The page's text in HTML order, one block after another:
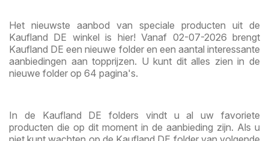
Het nieuwste aanbod van speciale producten uit de
Kaufland DE winkel is hier! Vanaf 02-07-2026 brengt
Kaufland DE een nieuwe folder en een aantal interessante
aanbiedingen aan topprijzen. U kunt dit alles zien in de
nieuwe folder op 64 pagina's.
In de Kaufland DE folders vindt u al uw favoriete
producten die op dit moment in de aanbieding zijn. Als u